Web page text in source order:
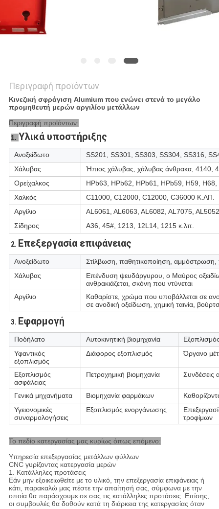
Περιγραφή προϊόντων
Κινεζική σφράγιση Alumium που ενώνει στενά το μεγάλο
προμηθευτή μερών αργιλίου μετάλλων
Περιγραφή προϊόντων:
1. Υλικά υποστήριξης
Ανοξείδωτο
SS201, SS301, SS303, SS304, SS316,
Χάλυβας
Ήπιος χάλυβας, χάλυβας άνθρακα, 4140,
Ορείχαλκος
HPb63, HPb62, HPb61, HPb59, H59,
Χαλκός
C11000, C12000, C12000, C36000 Κ.ΛΠ.
Αργίλιο
AL6061, AL6063, AL6082, AL7075,
Σίδηρος
A36, 45#, 1213, 12L14, 1215 κ.λπ.
2. Επεξεργασία επιφάνειας
Ανοξείδωτο
Στίλβωση, παθητικοποίηση, αμμόστρωση,
Χάλυβας
Επένδυση ψευδάργυρου, ο Μαύρος
ανθρακιάζεται, σκόνη που ντύνεται
Αργίλιο
Καθαρίστε, χρώμα που υποβάλλεται σε
σε ανοδική οξείδωση, χημική ταινία,
3. Εφαρμογή
Ποδήλατο Αυτοκινητική βιομηχανία
Υφαντικός
εξοπλισμός
Διάφορος εξοπλισμός Όργανο
Εξοπλισμός
ασφάλειας
Πετροχημική βιομηχανία Συνδέσεις
Γενικά μηχανήματα Βιομηχανία φαρμάκων
Υγειονομικές
συναρμολογήσεις
Εξοπλισμός ενοργάνωσης
τροφίμων
Το πεδίο κατεργασίας μας κυρίως όπως επόμενο:
Υπηρεσία επεξεργασίας μετάλλων φύλλων
CNC γυρίζοντας κατεργασία μερών
1. Κατάλληλες προτάσεις
Εάν μην εξοικειωθείτε με το υλικό, την επεξεργασία επιφάνειας ή
κάτι, παρακαλώ μας πέστε την απαίτησή σας, σύμφωνα με την
οποία θα παράσχουμε σε σας τις κατάλληλες προτάσεις. Επίσης,
οι συμβουλές θα δοθούν κατά τη διάρκεια της κατεργασίας όταν